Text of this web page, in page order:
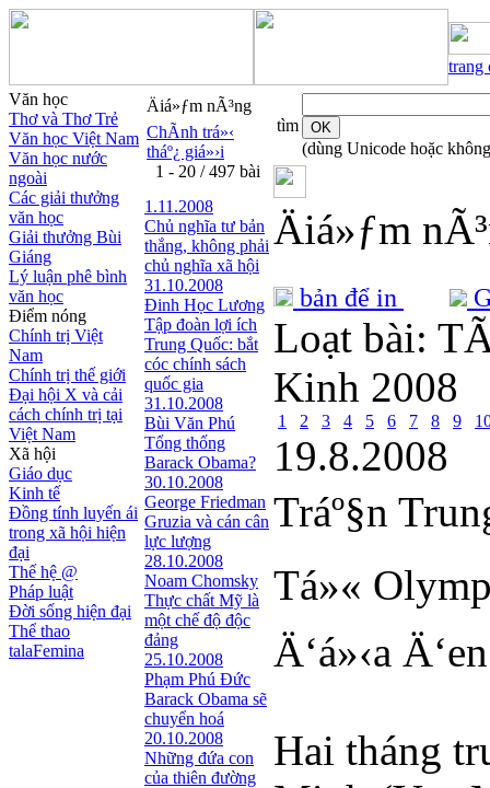
trang
Văn học
Thơ và Thơ Trẻ
Văn học Việt Nam
Văn học nước
ngoài
Các giải thưởng
văn học
Giải thưởng Bùi
Giáng
Lý luận phê bình
văn học
Điểm nóng
Chính trị Việt
Nam
Chính trị thế giới
Đại hội X và cải
cách chính trị tại
Việt Nam
Xã hội
Giáo dục
Kinh tế
Đồng tính luyến ái
trong xã hội hiện
đại
Thế hệ @
Pháp luật
Đời sống hiện đại
Thể thao
talaFemina
Äiá»ƒm nÃ³ng
ChÃ­nh trá»‹
tháº¿ giá»›i
1 - 20 / 497 bài
1.11.2008
Chủ nghĩa tư bản
thắng, không phải
chủ nghĩa xã hội
31.10.2008
Đinh Học Lương
Tập đoàn lợi ích
Trung Quốc: bắt
cóc chính sách
quốc gia
31.10.2008
Bùi Văn Phú
Tổng thống
Barack Obama?
30.10.2008
George Friedman
Gruzia và cán cân
lực lượng
28.10.2008
Noam Chomsky
Thực chất Mỹ là
một chế độ độc
đảng
25.10.2008
Phạm Phú Đức
Barack Obama sẽ
chuyển hoá
20.10.2008
Những đứa con
của thiên đường
tìm
(dùng Unicode hoặc
Äiá»ƒm
bản để in
Loạt bài:
Kinh 2008
1 2 3 4 5 6 7 8 9
19.8.2008
Tráº§n
Tá»«
Ä‘á»‹a Ä‘en
Hai tháng